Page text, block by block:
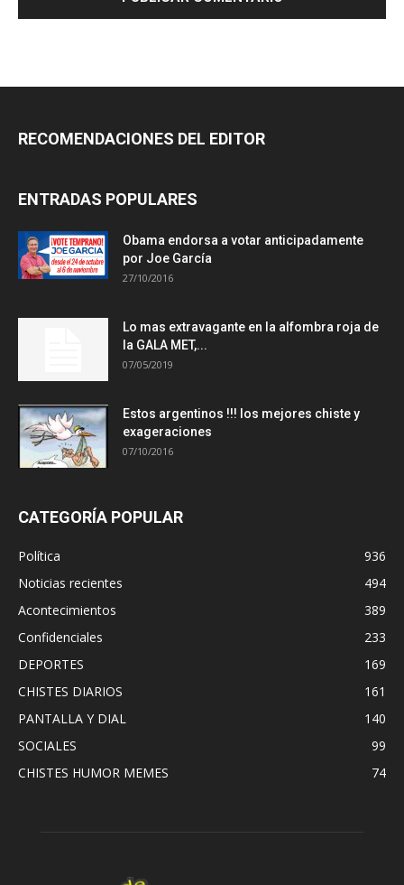
RECOMENDACIONES DEL EDITOR
ENTRADAS POPULARES
Obama endorsa a votar anticipadamente
por Joe García
27/10/2016
Lo mas extravagante en la alfombra roja de
la GALA MET,...
07/05/2019
Estos argentinos !!! los mejores chiste y
exageraciones
07/10/2016
CATEGORÍA POPULAR
Política
936
Noticias recientes
494
Acontecimientos
389
Confidenciales
233
DEPORTES
169
CHISTES DIARIOS
161
PANTALLA Y DIAL
140
SOCIALES
99
CHISTES HUMOR MEMES
74